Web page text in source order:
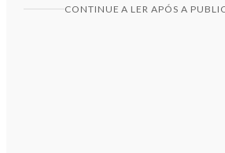
CONTINUE A LER APÓS A